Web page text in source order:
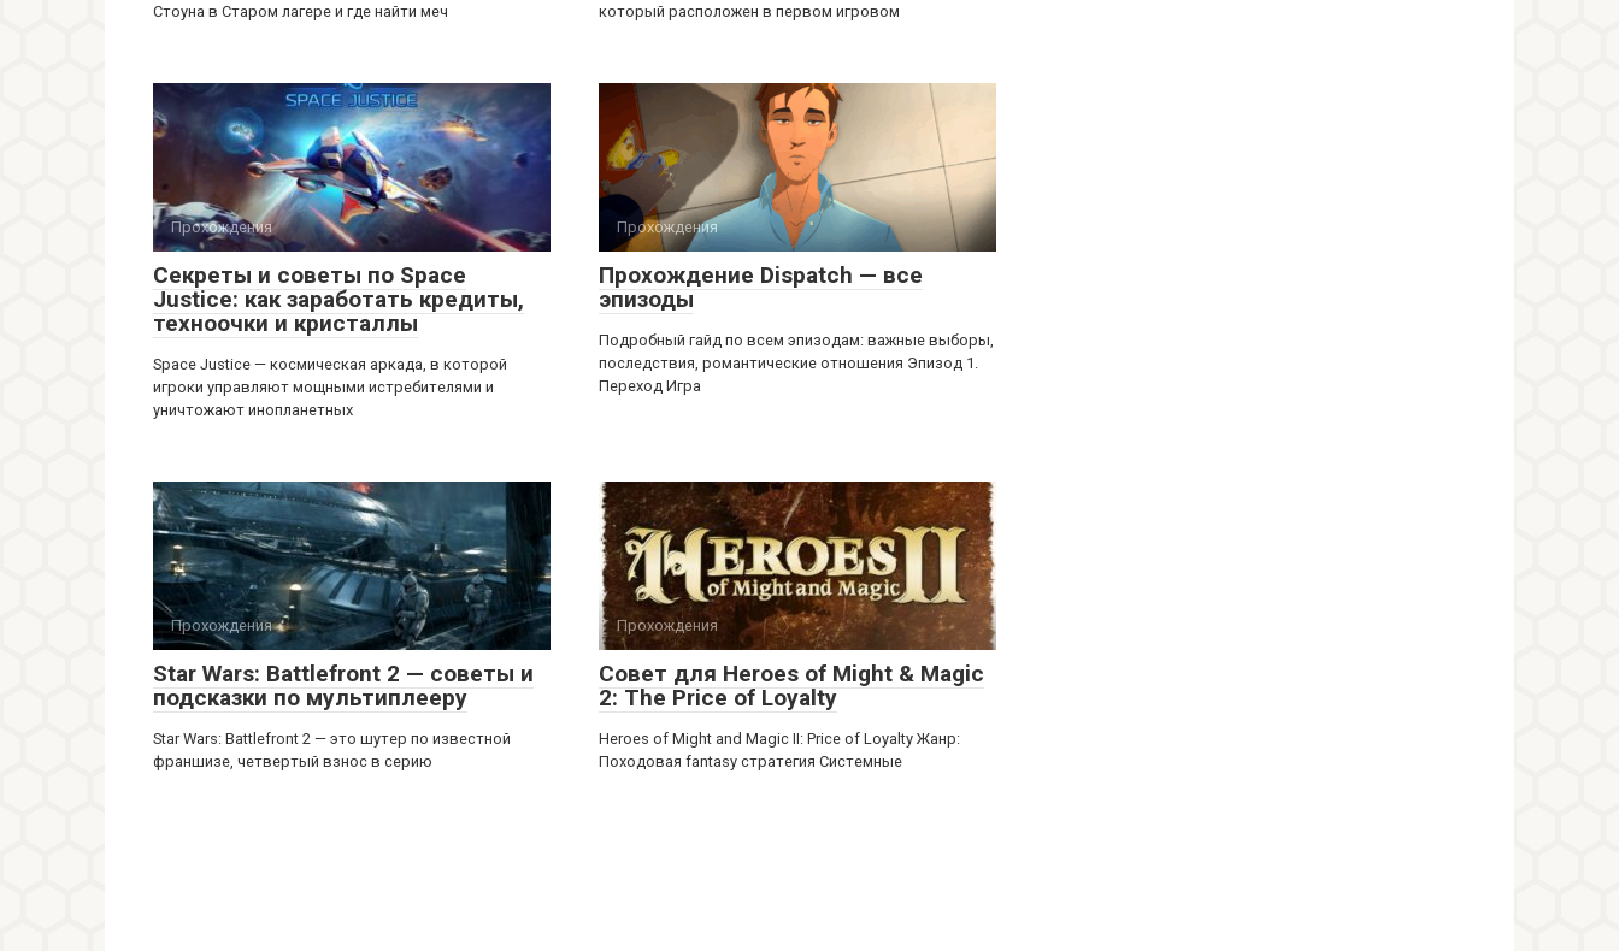
Стоуна в Старом лагере и где найти меч
который расположен в первом игровом
Прохождения
Секреты и советы по Space
Justice: как заработать кредиты,
техноочки и кристаллы
Space Justice — космическая аркада, в которой
игроки управляют мощными истребителями и
уничтожают инопланетных
Прохождения
Прохождение Dispatch — все
эпизоды
Подробный гайд по всем эпизодам: важные выборы,
последствия, романтические отношения Эпизод 1.
Переход Игра
Прохождения
Star Wars: Battlefront 2 — советы и
подсказки по мультиплееру
Star Wars: Battlefront 2 — это шутер по известной
франшизе, четвертый взнос в серию
Прохождения
Совет для Heroes of Might & Magic
2: The Price of Loyalty
Heroes of Might and Magic II: Price of Loyalty Жанр:
Походовая fantasy стратегия Системные